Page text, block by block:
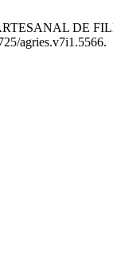
ARTESANAL
agries.v7i1.5566.